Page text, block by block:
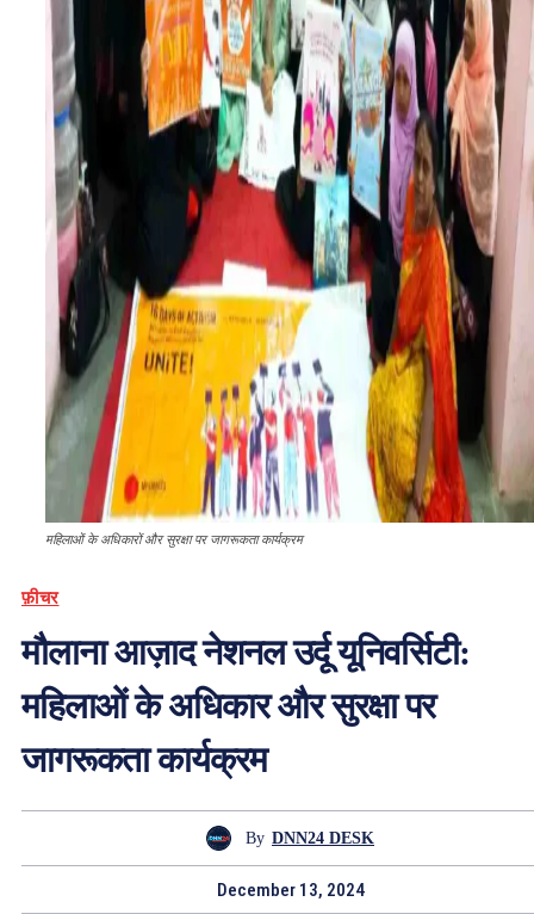
महिलाओं के अधिकारों और सुरक्षा पर जागरूकता कार्यक्रम
फ़ीचर
मौलाना आज़ाद नेशनल उर्दू यूनिवर्सिटी:
महिलाओं के अधिकार और सुरक्षा पर
जागरूकता कार्यक्रम
By DNN24 DESK
December 13, 2024